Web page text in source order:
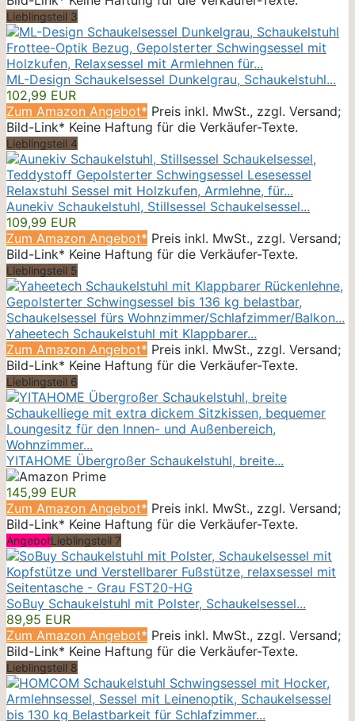
Lieblingsteil 3
ML-Design Schaukelsessel Dunkelgrau, Schaukelstuhl...
102,99 EUR
Zum Amazon Angebot* Preis inkl. MwSt., zzgl. Versand;
Bild-Link* Keine Haftung für die Verkäufer-Texte.
Lieblingsteil 4
Aunekiv Schaukelstuhl, Stillsessel Schaukelsessel...
109,99 EUR
Zum Amazon Angebot* Preis inkl. MwSt., zzgl. Versand;
Bild-Link* Keine Haftung für die Verkäufer-Texte.
Lieblingsteil 5
Yaheetech Schaukelstuhl mit Klappbarer...
Zum Amazon Angebot* Preis inkl. MwSt., zzgl. Versand;
Bild-Link* Keine Haftung für die Verkäufer-Texte.
Lieblingsteil 6
YITAHOME Übergroßer Schaukelstuhl, breite...
145,99 EUR
Zum Amazon Angebot* Preis inkl. MwSt., zzgl. Versand;
Bild-Link* Keine Haftung für die Verkäufer-Texte.
AngebotLieblingsteil 7
SoBuy Schaukelstuhl mit Polster, Schaukelsessel...
89,95 EUR
Zum Amazon Angebot* Preis inkl. MwSt., zzgl. Versand;
Bild-Link* Keine Haftung für die Verkäufer-Texte.
Lieblingsteil 8